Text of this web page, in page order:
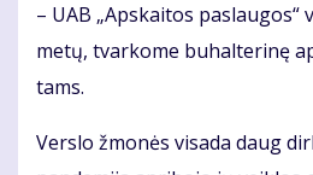
– UAB „Ap­skai­tos pa­slau­gos“
me­tų, tvar­ko­me bu­hal­te­ri­nę
tams.
Ver­slo žmo­nės vi­sa­da daug